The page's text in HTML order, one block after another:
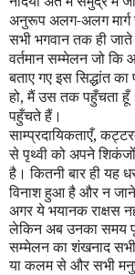
अनुरूप अलग-अलग मार्ग
सभी भगवान तक ही
वर्तमान सम्मेलन जो
बताए गए इस सिद्धांत
हो,मैं उस तक पहुँचता हूँ।
पहुँचते हैं।
साम्प्रदायिकताएँ,
से पृथ्वी को अपने
है। कितनी बार ही यह
विनाश हुआ है और न
अगर ये भयानक राक्षस
लेकिन अब उनका समय
सम्मेलन का शंखनाद सभी
या कलम से और सभी